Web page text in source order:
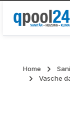
Passa al
Home
Vasche